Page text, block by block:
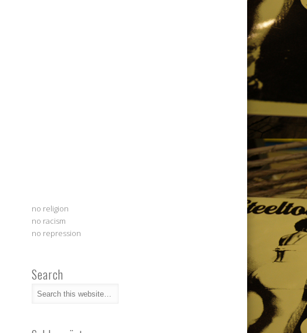
no religion
no racism
no repression
Search